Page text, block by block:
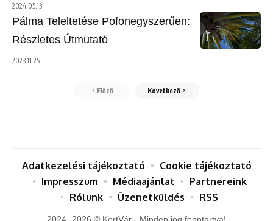
2024.05.13.
Pálma Teleltetése Pofonegyszerűen:
Részletes Útmutató
2023.11.25.
Előző Következő
Adatkezelési tájékoztató
Cookie tájékoztató
Impresszum
Médiaajánlat
Partnereink
Rólunk
Üzenetküldés RSS